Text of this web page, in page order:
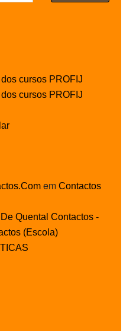
cursos PROFIJ
cursos PROFIJ
em Contactos
Quental Contactos -
(Escola)